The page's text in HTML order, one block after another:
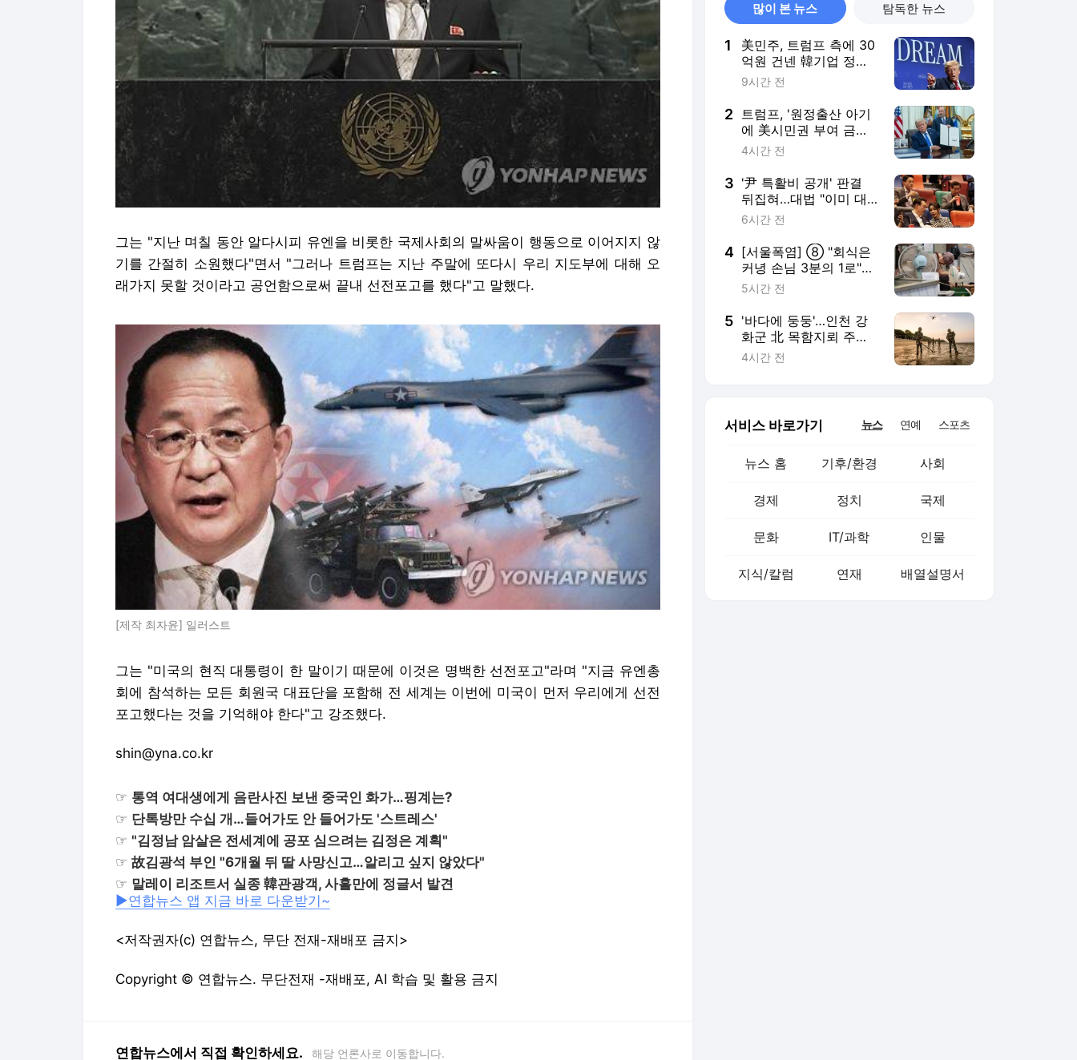
그는 "지난 며칠 동안 알다시피 유엔을 비롯한 국제사회의 말싸움이 행동으로 이어지지 않
기를 간절히 소원했다"면서 "그러나 트럼프는 지난 주말에 또다시 우리 지도부에 대해 오
래가지 못할 것이라고 공언함으로써 끝내 선전포고를 했다"고 말했다.
[제작 최자윤] 일러스트
그는 "미국의 현직 대통령이 한 말이기 때문에 이것은 명백한 선전포고"라며 "지금 유엔총
회에 참석하는 모든 회원국 대표단을 포함해 전 세계는 이번에 미국이 먼저 우리에게 선전
포고했다는 것을 기억해야 한다"고 강조했다.
shin@yna.co.kr
☞ 통역 여대생에게 음란사진 보낸 중국인 화가…핑계는?
☞ 단톡방만 수십 개…들어가도 안 들어가도 '스트레스'
☞ "김정남 암살은 전세계에 공포 심으려는 김정은 계획"
☞ 故김광석 부인 "6개월 뒤 딸 사망신고…알리고 싶지 않았다"
☞ 말레이 리조트서 실종 韓관광객, 사흘만에 정글서 발견
▶연합뉴스 앱 지금 바로 다운받기~
<저작권자(c) 연합뉴스, 무단 전재-재배포 금지>
Copyright © 연합뉴스. 무단전재 -재배포, AI 학습 및 활용 금지
연합뉴스에서 직접 확인하세요. 해당 언론사로 이동합니다.
많이 본 뉴스 탐독한 뉴스
1
美민주, 트럼프 측에 30
억원 건넨 韓기업 정조
준…"잠재적 뇌물"
9시간 전
2 트럼프, '원정출산 아기
에 美시민권 부여 금지'
행정명령 서명(종합)
4시간 전
3 '尹 특활비 공개' 판결
뒤집혀…대법 "이미 대
통령기록관 이관"
6시간 전
4 [서울폭염] ⑧ "회식은
커녕 손님 3분의 1로"…
외식 줄고 배달늘어
5시간 전
5 '바다에 둥둥'…인천 강
화군 北 목함지뢰 주의
보
4시간 전
서비스 바로가기 뉴스 연예 스포츠
뉴스 홈 기후/환경 사회
경제 정치 국제
문화 IT/과학 인물
지식/칼럼 연재 배열설명서